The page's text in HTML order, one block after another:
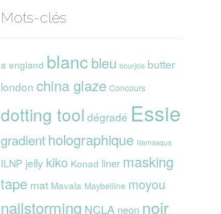
Mots-clés
a england blanc bleu bourjois butter
london china glaze Concours
dotting tool dégradé Essie
gradientholographique Illamasqua
ILNP jelly kiko Konad liner masking
tape mat Mavala Maybelline moyou
nailstorming NCLA neon noir